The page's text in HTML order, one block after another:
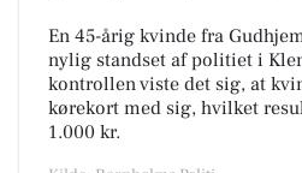
En 45-årig kvinde fra
nylig standset af politiet i
kontrollen viste det sig, at
kørekort med sig, hvilket
1.000 kr.